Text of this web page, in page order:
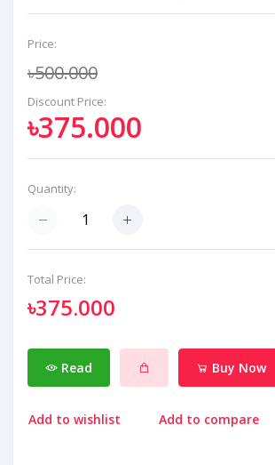
Price:
৳500.000
Discount Price:
৳375.000
Quantity:
Total Price:
৳375.000
Read Buy Now
Add to wishlist Add to compare